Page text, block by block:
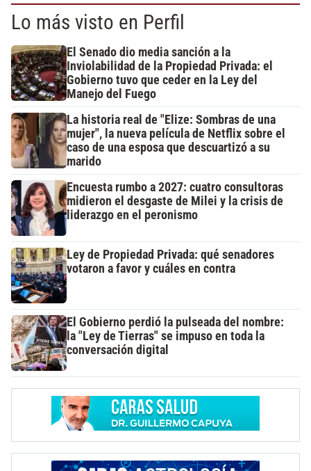
Lo más visto en Perfil
El Senado dio media sanción a la
Inviolabilidad de la Propiedad Privada: el
Gobierno tuvo que ceder en la Ley del
Manejo del Fuego
La historia real de "Elize: Sombras de una
mujer", la nueva película de Netflix sobre el
caso de una esposa que descuartizó a su
marido
Encuesta rumbo a 2027: cuatro consultoras
midieron el desgaste de Milei y la crisis de
liderazgo en el peronismo
Ley de Propiedad Privada: qué senadores
votaron a favor y cuáles en contra
El Gobierno perdió la pulseada del nombre:
la "Ley de Tierras" se impuso en toda la
conversación digital